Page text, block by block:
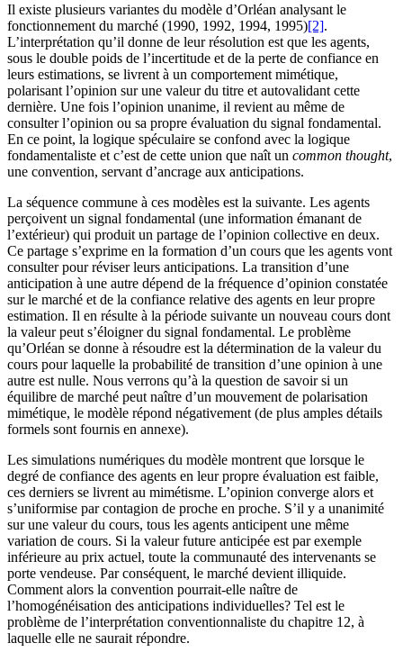
Il existe plusieurs variantes du modèle d’Orléan analysant le
fonctionnement du marché (1990, 1992, 1994, 1995)[2].
L’interprétation qu’il donne de leur résolution est que les agents,
sous le double poids de l’incertitude et de la perte de confiance en
leurs estimations, se livrent à un comportement mimétique,
polarisant l’opinion sur une valeur du titre et autovalidant cette
dernière. Une fois l’opinion unanime, il revient au même de
consulter l’opinion ou sa propre évaluation du signal fondamental.
En ce point, la logique spéculaire se confond avec la logique
fondamentaliste et c’est de cette union que naît un common thought,
une convention, servant d’ancrage aux anticipations.
La séquence commune à ces modèles est la suivante. Les agents
perçoivent un signal fondamental (une information émanant de
l’extérieur) qui produit un partage de l’opinion collective en deux.
Ce partage s’exprime en la formation d’un cours que les agents vont
consulter pour réviser leurs anticipations. La transition d’une
anticipation à une autre dépend de la fréquence d’opinion constatée
sur le marché et de la confiance relative des agents en leur propre
estimation. Il en résulte à la période suivante un nouveau cours dont
la valeur peut s’éloigner du signal fondamental. Le problème
qu’Orléan se donne à résoudre est la détermination de la valeur du
cours pour laquelle la probabilité de transition d’une opinion à une
autre est nulle. Nous verrons qu’à la question de savoir si un
équilibre de marché peut naître d’un mouvement de polarisation
mimétique, le modèle répond négativement (de plus amples détails
formels sont fournis en annexe).
Les simulations numériques du modèle montrent que lorsque le
degré de confiance des agents en leur propre évaluation est faible,
ces derniers se livrent au mimétisme. L’opinion converge alors et
s’uniformise par contagion de proche en proche. S’il y a unanimité
sur une valeur du cours, tous les agents anticipent une même
variation de cours. Si la valeur future anticipée est par exemple
inférieure au prix actuel, toute la communauté des intervenants se
porte vendeuse. Par conséquent, le marché devient illiquide.
Comment alors la convention pourrait-elle naître de
l’homogénéisation des anticipations individuelles? Tel est le
problème de l’interprétation conventionnaliste du chapitre 12, à
laquelle elle ne saurait répondre.